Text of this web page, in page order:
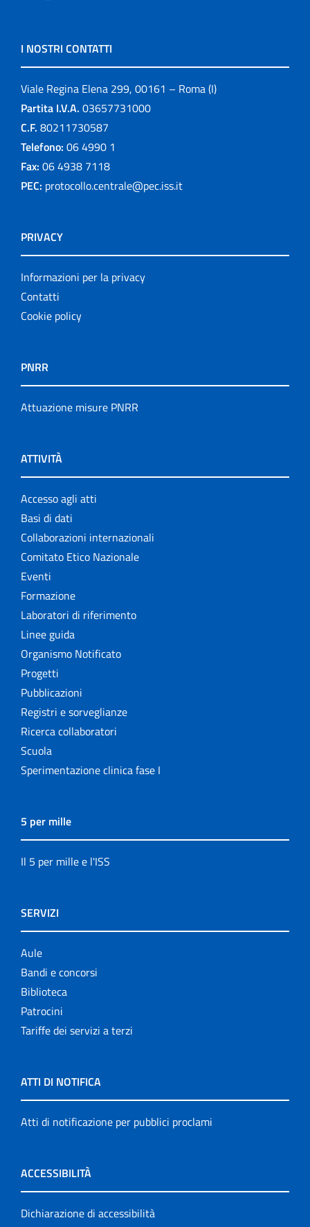
I NOSTRI CONTATTI
Viale Regina Elena 299, 00161 – Roma (I)
Partita I.V.A. 03657731000
C.F. 80211730587
Telefono: 06 4990 1
Fax: 06 4938 7118
PEC: protocollo.centrale@pec.iss.it
PRIVACY
Informazioni per la privacy
Contatti
Cookie policy
PNRR
Attuazione misure PNRR
ATTIVITÀ
Accesso agli atti
Basi di dati
Collaborazioni internazionali
Comitato Etico Nazionale
Eventi
Formazione
Laboratori di riferimento
Linee guida
Organismo Notificato
Progetti
Pubblicazioni
Registri e sorveglianze
Ricerca collaboratori
Scuola
Sperimentazione clinica fase I
5 per mille
Il 5 per mille e l'ISS
SERVIZI
Aule
Bandi e concorsi
Biblioteca
Patrocini
Tariffe dei servizi a terzi
ATTI DI NOTIFICA
Atti di notificazione per pubblici proclami
ACCESSIBILITÀ
Dichiarazione di accessibilità